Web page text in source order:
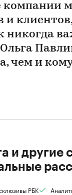
и
никогда
чем и
и другие
РБК